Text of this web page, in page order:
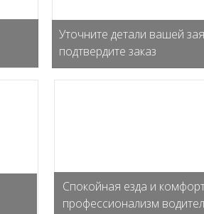
Уточните детали вашей
подтвердите заказ
Спокойная езда и
профессионализм